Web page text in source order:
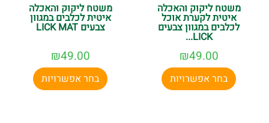
משטח ליקוק והאכלה
איטית לקערת אוכל
לכלבים במגוון צבעים
LICK...
₪49.00
בחר אפשרויות
משטח ליקוק והאכלה
איטית לכלבים במגוון
צבעים LICK MAT
₪49.00
בחר אפשרויות